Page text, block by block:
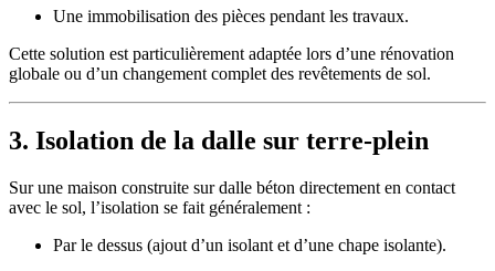
Une immobilisation des pièces pendant les travaux.
Cette solution est particulièrement adaptée lors d’une rénovation
globale ou d’un changement complet des revêtements de sol.
3. Isolation de la dalle sur terre-plein
Sur une maison construite sur dalle béton directement en contact
avec le sol, l’isolation se fait généralement :
Par le dessus (ajout d’un isolant et d’une chape isolante).